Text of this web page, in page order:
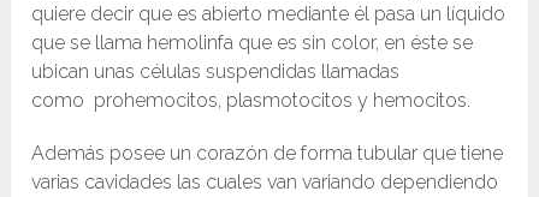
quiere decir que es abierto mediante él pasa un líquido
que se llama hemolinfa que es sin color, en éste se
ubican unas células suspendidas llamadas
como prohemocitos, plasmotocitos y hemocitos.
Además posee un corazón de forma tubular que tiene
varias cavidades las cuales van variando dependiendo